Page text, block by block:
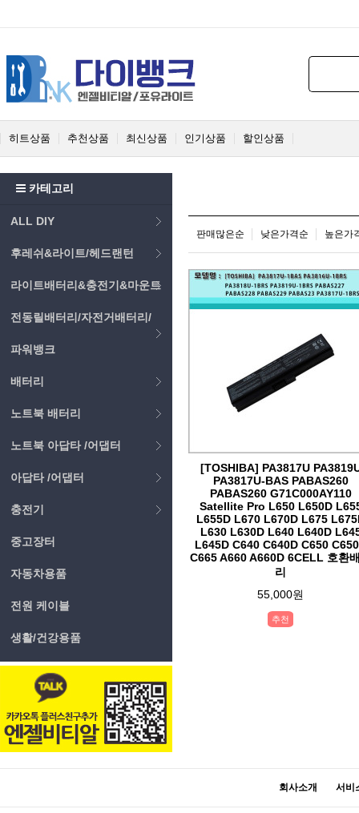
히트상품 추천상품 최신상품 인기상품 할인상품
카테고리
ALL DIY
후레쉬&라이트/헤드랜턴
라이트배터리&충전기&마운트
전동릴배터리/자전거배터리/
파워뱅크
배터리
노트북 배터리
노트북 아답타 /어댑터
아답타 /어댑터
충전기
중고장터
자동차용품
전원 케이블
생활/건강용품
판매많은순 낮은가격순 높은가
[TOSHIBA] PA3817U
PA3817U-BAS PABAS260
PABAS260 G71C000AY110
Satellite Pro L650 L650D
L655D L670 L670D L675
L630 L630D L640 L640D
L645D C640 C640D C650
C665 A660 A660D 6CELL 호환
리
55,000원
추천
회사소개 서비